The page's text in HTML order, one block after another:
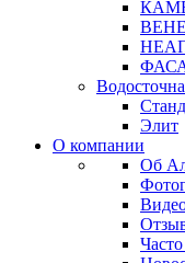
Элит
О компании
Об